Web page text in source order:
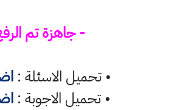
- جاهزة تم
• تحميل الاسئلة :
• تحميل الاجوبة :